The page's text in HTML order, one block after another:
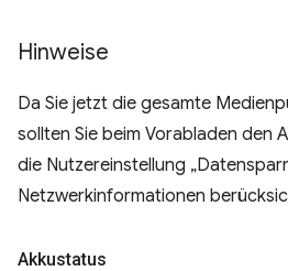
Hinweise
Da Sie jetzt die gesamte
sollten Sie beim Vorabladen den
die Nutzereinstellung
Netzwerkinformationen
Akkustatus